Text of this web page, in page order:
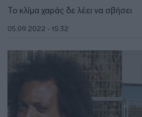
Το κλίμα χαράς δε λέει να σβήσει
05.09.2022 - 15:32